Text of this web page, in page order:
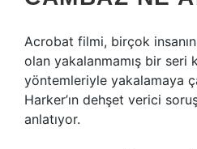
Acrobat filmi, birçok
olan yakalanmamış bir seri
yöntemleriyle yakalamaya
Harker’ın dehşet verici
anlatıyor.